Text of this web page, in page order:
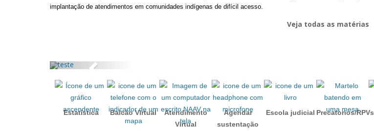
implantação de atendimentos em comunidades indígenas de difícil acesso.
Veja todas as matérias
Anterior
Estatística Balcão Virtual
Atendimento
Virtual
Agendar
sustentação
Escola judicial Precatorios/RPVs